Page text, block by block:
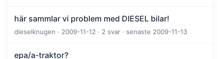
här sammlar vi problem med DIESEL bilar!
dieselknugen · 2009-11-12 · 2 svar · senaste 2009-11-13
epa/a-traktor?